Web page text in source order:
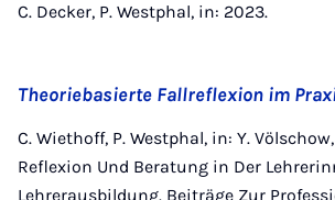
C. Decker, P. Westphal, in: 2023.
Theoriebasierte Fallreflexion im
C. Wiethoff, P. Westphal, in: Y.
Reflexion Und Beratung in Der
Lehrerausbildung. Beiträge Zur